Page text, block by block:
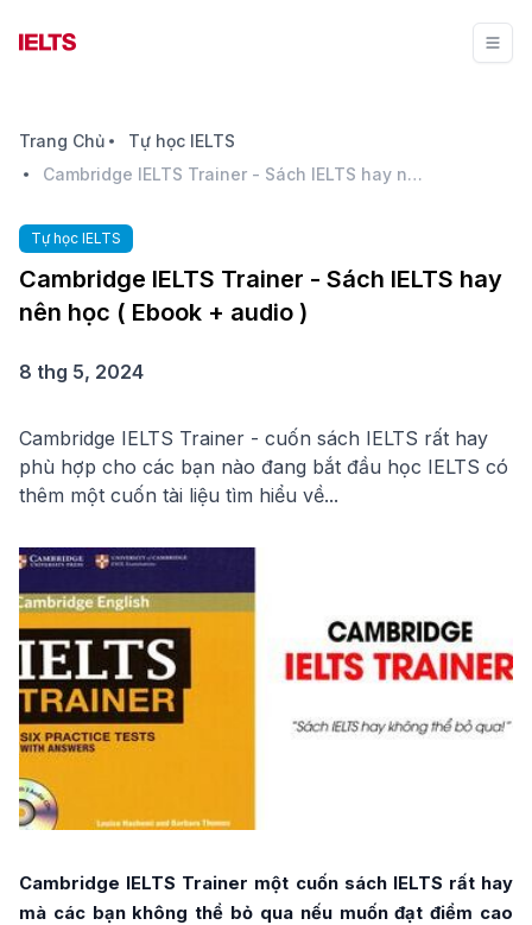
Trang Chủ
Tự học IELTS
Cambridge IELTS Trainer - Sách IELTS hay nên học ( Ebook + audio )
Tự học IELTS
Cambridge IELTS Trainer - Sách IELTS hay
nên học ( Ebook + audio )
8 thg 5, 2024
Cambridge IELTS Trainer - cuốn sách IELTS rất hay
phù hợp cho các bạn nào đang bắt đầu học IELTS có
thêm một cuốn tài liệu tìm hiểu về...
Cambridge IELTS Trainer một cuốn sách IELTS rất hay
mà các bạn không thể bỏ qua nếu muốn đạt điểm cao